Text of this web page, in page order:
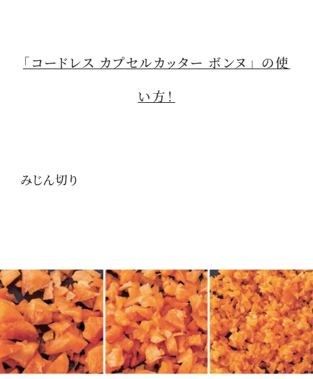
「コードレス カプセルカッター ボンヌ」 の使
い方！
みじん切り